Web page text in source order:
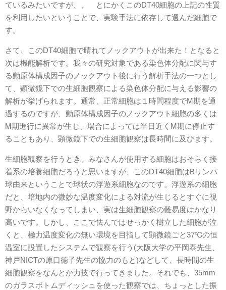
ているみたいですが、、 とにかくこのDT40細胞の上記の性質
を利用したいということで、実験手法に依存して選んだ細胞で
す。
さて、このDT40細胞で晴れてノックアウトが出来た！となると
次は機能解析です。我々の研究対象である染色体分配に関与す
る動原体構成因子のノックアウト後に行う解析手法の一つとし
て、顕微鏡下での生細胞観察による染色体分配に与える影響の
解析が挙げられます。通常、正常細胞は１時間程度でM期を通
過するのですが、動原体構成因子のノックアウト細胞の多くは
M期進行に異常が生じ、場合によっては半日近くM期に停止す
ることもあり、顕微鏡下での生細胞観察は長時間に及びます。
生細胞観察を行うとき、みなさんが使用する細胞はおそらく接
着系の培養細胞だろうと思いますが、このDT40細胞はBリンパ
球由来ということで球状の浮遊系細胞なのです。浮遊系の細胞
だと、培地内の微妙な温度変化による対流が生じるとすぐに視
野からいなくなってしまい、実は生細胞観察の難易度はかなり
高いです。しかし、ここで怯んではせっかく樹立した細胞が泣
くと、極力温度変化の無い環境を目指して顕微鏡ごと37℃の恒
温室に設置したシステムで観察を行う(大阪大学の平岡泰先生、
神戸NICTの原口徳子先生の協力のもと)などして、長時間の生
細胞観察をなんとか力技で行ってきました。それでも、35mm
のガラスボトムディッシュを使った観察では、ちょっとした振